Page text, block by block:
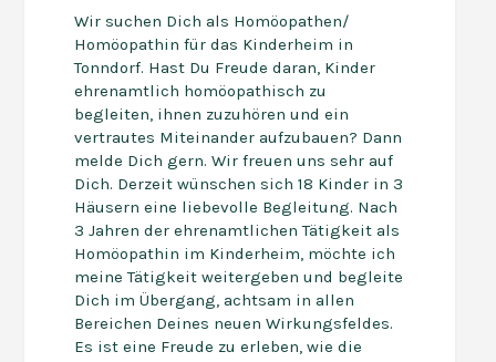
Wir suchen Dich als Homöopathen/
Homöopathin für das Kinderheim in
Tonndorf. Hast Du Freude daran, Kinder
ehrenamtlich homöopathisch zu
begleiten, ihnen zuzuhören und ein
vertrautes Miteinander aufzubauen? Dann
melde Dich gern. Wir freuen uns sehr auf
Dich. Derzeit wünschen sich 18 Kinder in 3
Häusern eine liebevolle Begleitung. Nach
3 Jahren der ehrenamtlichen Tätigkeit als
Homöopathin im Kinderheim, möchte ich
meine Tätigkeit weitergeben und begleite
Dich im Übergang, achtsam in allen
Bereichen Deines neuen Wirkungsfeldes.
Es ist eine Freude zu erleben, wie die